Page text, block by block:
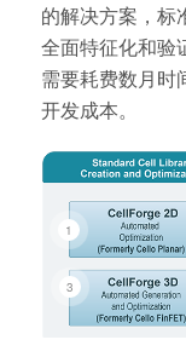
的解决方案，标
全面特征化和验
需要耗费数月时
开发成本。
1
3